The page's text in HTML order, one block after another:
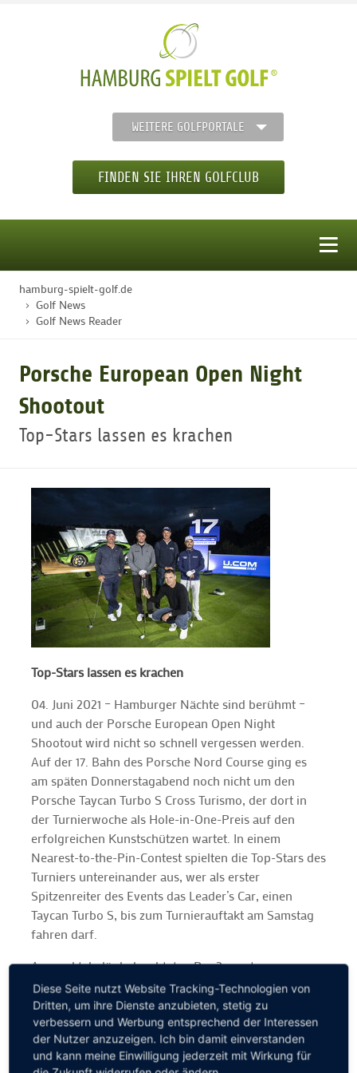
WEITERE GOLFPORTALE
FINDEN SIE IHREN GOLFCLUB
STARTSEITE
GOLFTURNIERE
GOLF NEWS
GOLFEINSTEIGER
hamburg-spielt-golf.de
Golf News
Golf News Reader
Porsche European Open Night
Shootout
Top-Stars lassen es krachen
Top-Stars lassen es krachen
04. Juni 2021 – Hamburger Nächte sind berühmt –
und auch der Porsche European Open Night
Shootout wird nicht so schnell vergessen werden.
Auf der 17. Bahn des Porsche Nord Course ging es
am späten Donnerstagabend noch nicht um den
Porsche Taycan Turbo S Cross Turismo, der dort in
der Turnierwoche als Hole-in-One-Preis auf den
erfolgreichen Kunstschützen wartet. In einem
Nearest-to-the-Pin-Contest spielten die Top-Stars des
Turniers untereinander aus, wer als erster
Spitzenreiter des Events das Leader’s Car, einen
Taycan Turbo S, bis zum Turnierauftakt am Samstag
fahren darf.
Am spektakulär beleuchteten Par 3 sorgten
Titelverteidiger Paul Casey, Martin Kaymer, Henrik
Stenson, Abraham Ancer und Max Kieffer für eine
Sternstunde und brillierten nicht nur stellenweise mit
Schlägen, die Zentimeter neben der 155 Meter
entfernten Fahne zum Liegen blieben. Mit dem
Diese Seite nutzt Website Tracking-Technologien von
Dritten, um ihre Dienste anzubieten, stetig zu
verbessern und Werbung entsprechend der Interessen
der Nutzer anzuzeigen. Ich bin damit einverstanden
und kann meine Einwilligung jederzeit mit Wirkung für